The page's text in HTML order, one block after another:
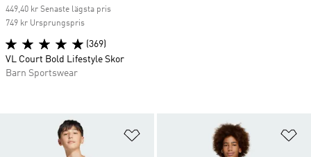
Lägg till på önskelistan
449,40 kr Senaste lägsta pris
749 kr Ursprungspris
(369)
VL Court Bold Lifestyle Skor
Barn Sportswear